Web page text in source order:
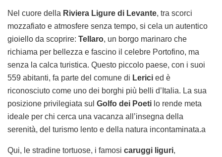
Nel cuore della Riviera Ligure di Levante, tra scorci
mozzafiato e atmosfere senza tempo, si cela un autentico
gioiello da scoprire: Tellaro, un borgo marinaro che
richiama per bellezza e fascino il celebre Portofino, ma
senza la calca turistica. Questo piccolo paese, con i suoi
559 abitanti, fa parte del comune di Lerici ed è
riconosciuto come uno dei borghi più belli d’Italia. La sua
posizione privilegiata sul Golfo dei Poeti lo rende meta
ideale per chi cerca una vacanza all’insegna della
serenità, del turismo lento e della natura incontaminata.a
Qui, le stradine tortuose, i famosi caruggi liguri,